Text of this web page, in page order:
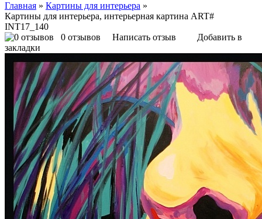
Главная » Картины для интерьера »
Картины для интерьера, интерьерная картина ART#
INT17_140
0 отзывов
Написать отзыв
Добавить в
закладки